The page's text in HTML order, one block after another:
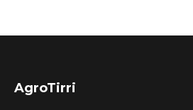
AgroTirri